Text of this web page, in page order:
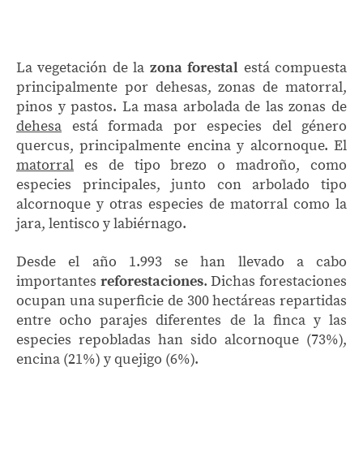
La vegetación de la zona forestal está compuesta
principalmente por dehesas, zonas de matorral,
pinos y pastos. La masa arbolada de las zonas de
dehesa está formada por especies del género
quercus, principalmente encina y alcornoque. El
matorral es de tipo brezo o madroño, como
especies principales, junto con arbolado tipo
alcornoque y otras especies de matorral como la
jara, lentisco y labiérnago.
Desde el año 1.993 se han llevado a cabo
importantes reforestaciones. Dichas forestaciones
ocupan una superficie de 300 hectáreas repartidas
entre ocho parajes diferentes de la finca y las
especies repobladas han sido alcornoque (73%),
encina (21%) y quejigo (6%).